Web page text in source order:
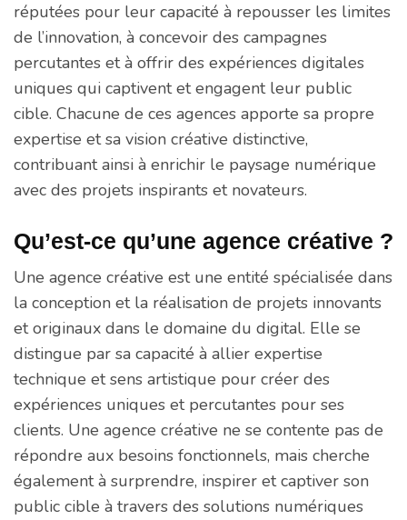
réputées pour leur capacité à repousser les limites
de l’innovation, à concevoir des campagnes
percutantes et à offrir des expériences digitales
uniques qui captivent et engagent leur public
cible. Chacune de ces agences apporte sa propre
expertise et sa vision créative distinctive,
contribuant ainsi à enrichir le paysage numérique
avec des projets inspirants et novateurs.
Qu’est-ce qu’une agence créative ?
Une agence créative est une entité spécialisée dans
la conception et la réalisation de projets innovants
et originaux dans le domaine du digital. Elle se
distingue par sa capacité à allier expertise
technique et sens artistique pour créer des
expériences uniques et percutantes pour ses
clients. Une agence créative ne se contente pas de
répondre aux besoins fonctionnels, mais cherche
également à surprendre, inspirer et captiver son
public cible à travers des solutions numériques